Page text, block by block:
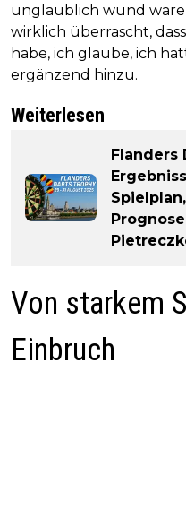
unglaublich wund
wirklich überrascht,
habe, ich glaube, ich
ergänzend hinzu.
Weiterlesen
Flanders
Von starkem
Einbruch